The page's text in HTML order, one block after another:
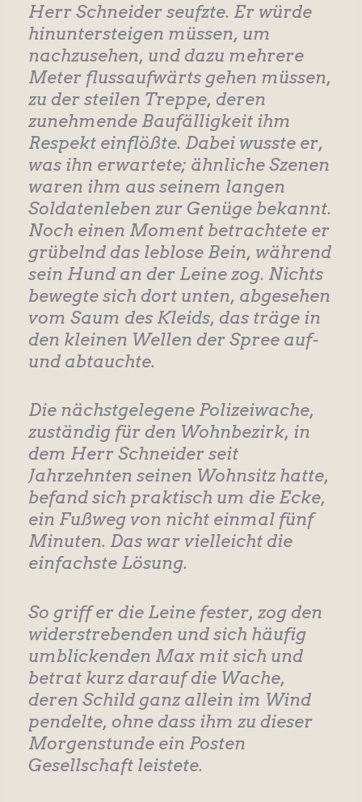
Herr Schneider seufzte. Er würde
hinuntersteigen müssen, um
nachzusehen, und dazu mehrere
Meter flussaufwärts gehen müssen,
zu der steilen Treppe, deren
zunehmende Baufälligkeit ihm
Respekt einflößte. Dabei wusste er,
was ihn erwartete; ähnliche Szenen
waren ihm aus seinem langen
Soldatenleben zur Genüge bekannt.
Noch einen Moment betrachtete er
grübelnd das leblose Bein, während
sein Hund an der Leine zog. Nichts
bewegte sich dort unten, abgesehen
vom Saum des Kleids, das träge in
den kleinen Wellen der Spree auf-
und abtauchte.
Die nächstgelegene Polizeiwache,
zuständig für den Wohnbezirk, in
dem Herr Schneider seit
Jahrzehnten seinen Wohnsitz hatte,
befand sich praktisch um die Ecke,
ein Fußweg von nicht einmal fünf
Minuten. Das war vielleicht die
einfachste Lösung.
So griff er die Leine fester, zog den
widerstrebenden und sich häufig
umblickenden Max mit sich und
betrat kurz darauf die Wache,
deren Schild ganz allein im Wind
pendelte, ohne dass ihm zu dieser
Morgenstunde ein Posten
Gesellschaft leistete.